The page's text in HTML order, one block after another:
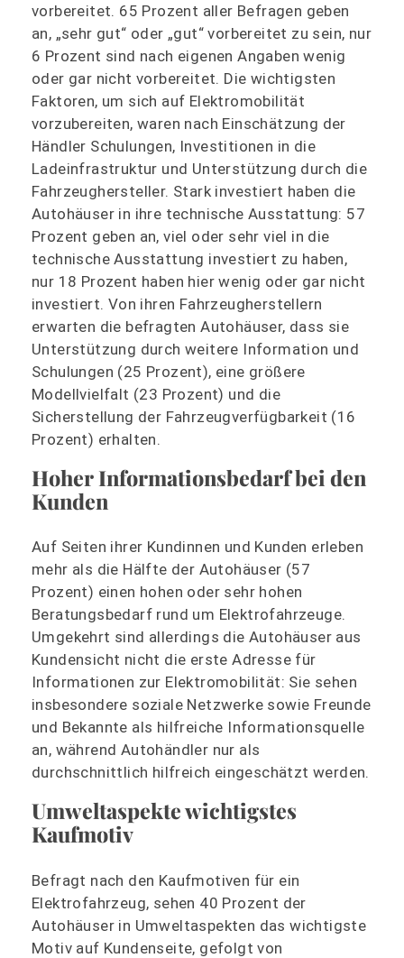
vorbereitet. 65 Prozent aller Befragen geben
an, „sehr gut“ oder „gut“ vorbereitet zu sein, nur
6 Prozent sind nach eigenen Angaben wenig
oder gar nicht vorbereitet. Die wichtigsten
Faktoren, um sich auf Elektromobilität
vorzubereiten, waren nach Einschätzung der
Händler Schulungen, Investitionen in die
Ladeinfrastruktur und Unterstützung durch die
Fahrzeughersteller. Stark investiert haben die
Autohäuser in ihre technische Ausstattung: 57
Prozent geben an, viel oder sehr viel in die
technische Ausstattung investiert zu haben,
nur 18 Prozent haben hier wenig oder gar nicht
investiert. Von ihren Fahrzeugherstellern
erwarten die befragten Autohäuser, dass sie
Unterstützung durch weitere Information und
Schulungen (25 Prozent), eine größere
Modellvielfalt (23 Prozent) und die
Sicherstellung der Fahrzeugverfügbarkeit (16
Prozent) erhalten.
Hoher Informationsbedarf bei den
Kunden
Auf Seiten ihrer Kundinnen und Kunden erleben
mehr als die Hälfte der Autohäuser (57
Prozent) einen hohen oder sehr hohen
Beratungsbedarf rund um Elektrofahrzeuge.
Umgekehrt sind allerdings die Autohäuser aus
Kundensicht nicht die erste Adresse für
Informationen zur Elektromobilität: Sie sehen
insbesondere soziale Netzwerke sowie Freunde
und Bekannte als hilfreiche Informationsquelle
an, während Autohändler nur als
durchschnittlich hilfreich eingeschätzt werden.
Umweltaspekte wichtigstes
Kaufmotiv
Befragt nach den Kaufmotiven für ein
Elektrofahrzeug, sehen 40 Prozent der
Autohäuser in Umweltaspekten das wichtigste
Motiv auf Kundenseite, gefolgt von